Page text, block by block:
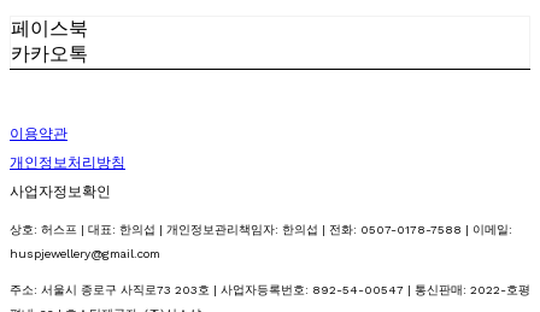
페이스북
카카오톡
이용약관
개인정보처리방침
사업자정보확인
상호: 허스프 | 대표: 한의섭 | 개인정보관리책임자: 한의섭 | 전화: 0507-0178-7588 | 이메일:
huspjewellery@gmail.com
주소: 서울시 종로구 사직로73 203호 | 사업자등록번호: 892-54-00547 | 통신판매: 2022-호평